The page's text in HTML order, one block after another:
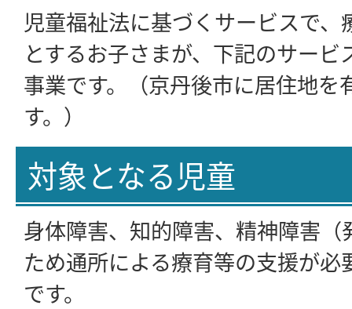
児童福祉法に基づくサービスで
とするお子さまが、下記のサー
事業です。（京丹後市に居住地を
す。）
対象となる児童
身体障害、知的障害、精神障害
ため通所による療育等の支援が
です。